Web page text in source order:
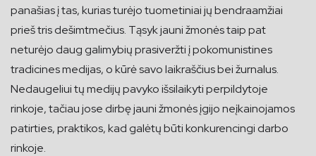
panašias į tas, kurias turėjo tuometiniai jų bendraamžiai
prieš tris dešimtmečius. Tąsyk jauni žmonės taip pat
neturėjo daug galimybių prasiveržti į pokomunistines
tradicines medijas, o kūrė savo laikraščius bei žurnalus.
Nedaugeliui tų medijų pavyko išsilaikyti perpildytoje
rinkoje, tačiau jose dirbę jauni žmonės įgijo neįkainojamos
patirties, praktikos, kad galėtų būti konkurencingi darbo
rinkoje.